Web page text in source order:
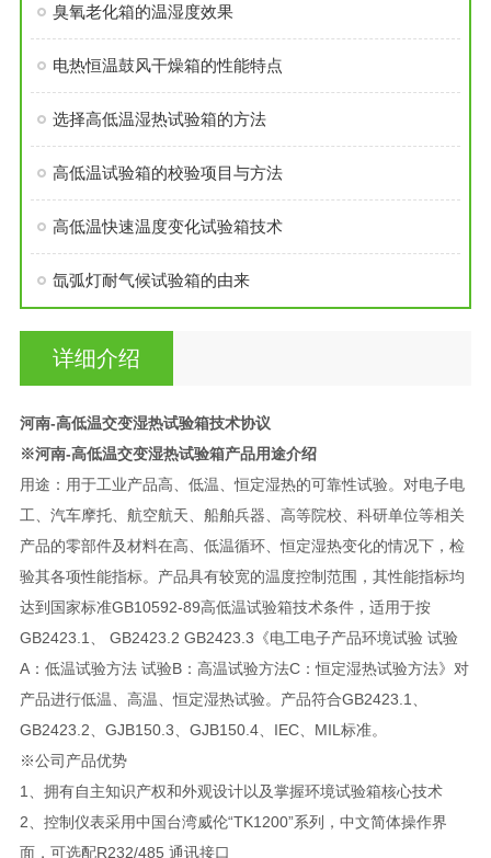
臭氧老化箱的温湿度效果
电热恒温鼓风干燥箱的性能特点
选择高低温湿热试验箱的方法
高低温试验箱的校验项目与方法
高低温快速温度变化试验箱技术
氙弧灯耐气候试验箱的由来
详细介绍
河南-高低温交变湿热试验箱技术协议
※河南-高低温交变湿热试验箱产品用途介绍
用途：用于工业产品高、低温、恒定湿热的可靠性试验。对电子电
工、汽车摩托、航空航天、船舶兵器、高等院校、科研单位等相关
产品的零部件及材料在高、低温循环、恒定湿热变化的情况下，检
验其各项性能指标。产品具有较宽的温度控制范围，其性能指标均
达到国家标准GB10592-89高低温试验箱技术条件，适用于按
GB2423.1、 GB2423.2 GB2423.3《电工电子产品环境试验 试验
A：低温试验方法 试验B：高温试验方法C：恒定湿热试验方法》对
产品进行低温、高温、恒定湿热试验。产品符合GB2423.1、
GB2423.2、GJB150.3、GJB150.4、IEC、MIL标准。
※公司产品优势
1、拥有自主知识产权和外观设计以及掌握环境试验箱核心技术
2、控制仪表采用中国台湾威伦“TK1200”系列，中文简体操作界
面，可选配R232/485 通讯接口